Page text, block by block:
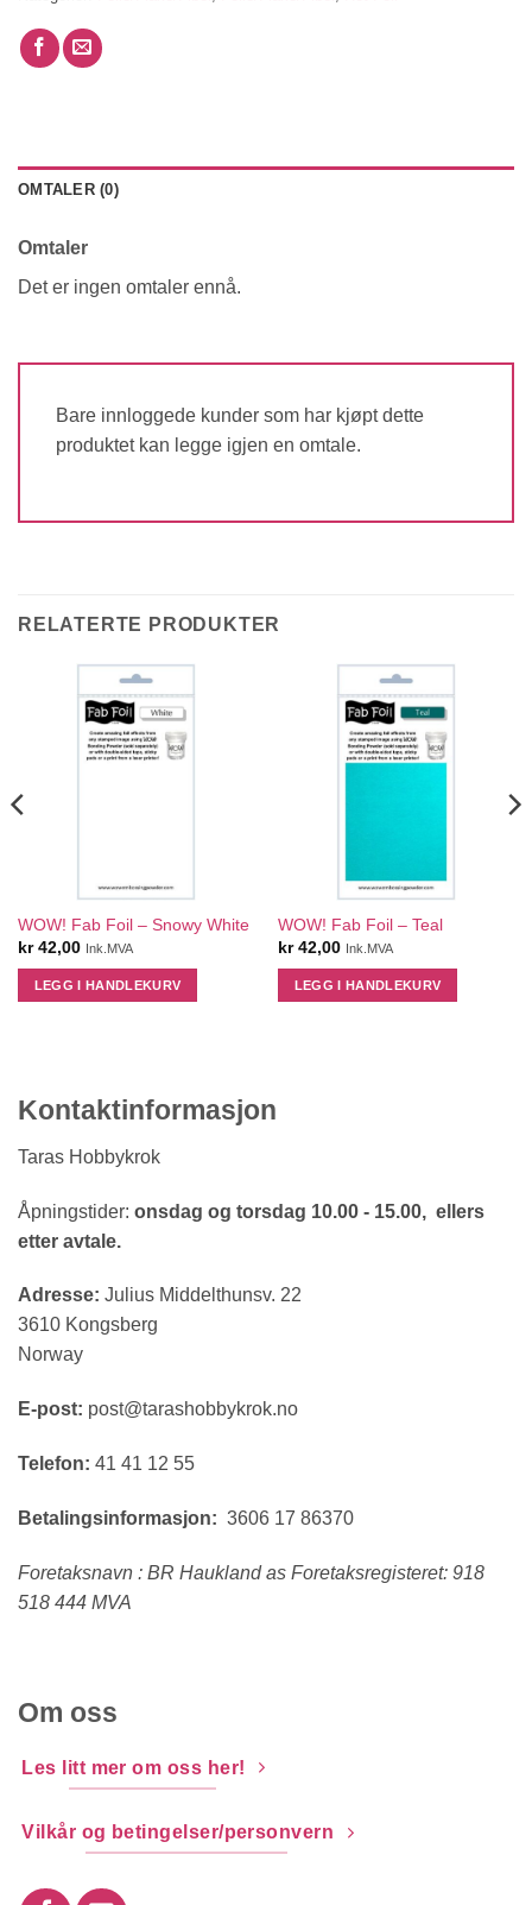
OMTALER (0)
Omtaler
Det er ingen omtaler ennå.
Bare innloggede kunder som har kjøpt dette
produktet kan legge igjen en omtale.
RELATERTE PRODUKTER
WOW! Fab Foil – Snowy White
kr42,00 Ink.MVA
LEGG I HANDLEKURV
WOW! Fab Foil – Teal
kr42,00 Ink.MVA
LEGG I HANDLEKURV
Kontaktinformasjon
Taras Hobbykrok
Åpningstider: onsdag og torsdag 10.00 - 15.00, ellers
etter avtale.
Adresse: Julius Middelthunsv. 22
3610 Kongsberg
Norway
E-post: post@tarashobbykrok.no
Telefon: 41 41 12 55
Betalingsinformasjon: 3606 17 86370
Foretaksnavn : BR Haukland as Foretaksregisteret: 918
518 444 MVA
Om oss
Les litt mer om oss her!
Vilkår og betingelser/personvern